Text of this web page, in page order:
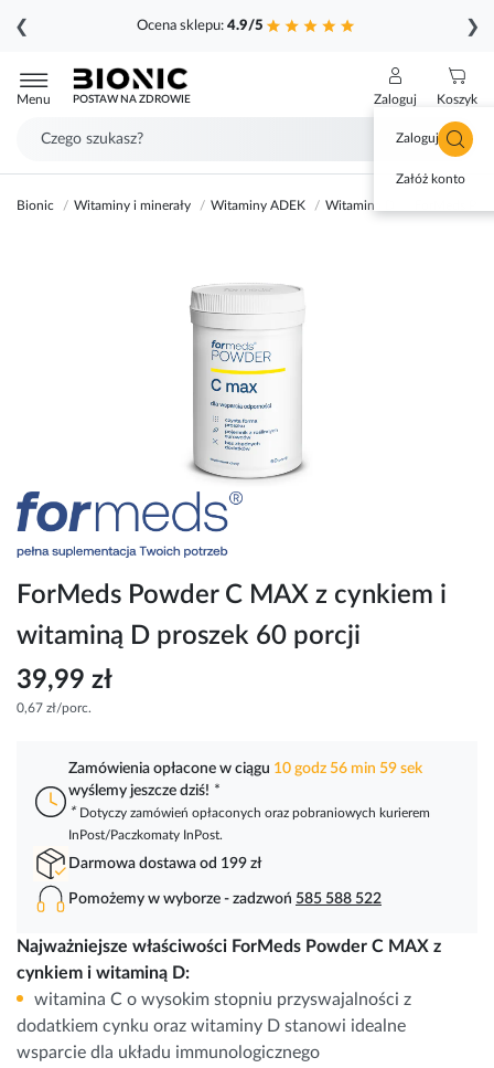
Ocena sklepu: 4.9/5
❮ ❯
do
treści
Menu POSTAW NA ZDROWIE Zaloguj
Zaloguj się
Załóż konto
Koszyk
Bionic Witaminy i minerały Witaminy ADEK Witamina D
Przejdź
na
początek
ForMeds Powder C MAX z cynkiem i
witaminą D proszek 60 porcji
39,99 zł
0,67 zł/porc.
Zamówienia opłacone w ciągu 10 godz 56 min 59 sek
wyślemy jeszcze dziś! *
* Dotyczy zamówień opłaconych oraz pobraniowych kurierem
InPost/Paczkomaty InPost.
Darmowa dostawa od 199 zł
Pomożemy w wyborze - zadzwoń 585 588 522
Najważniejsze właściwości ForMeds Powder C MAX z
cynkiem i witaminą D:
witamina C o wysokim stopniu przyswajalności z
dodatkiem cynku oraz witaminy D stanowi idealne
wsparcie dla układu immunologicznego